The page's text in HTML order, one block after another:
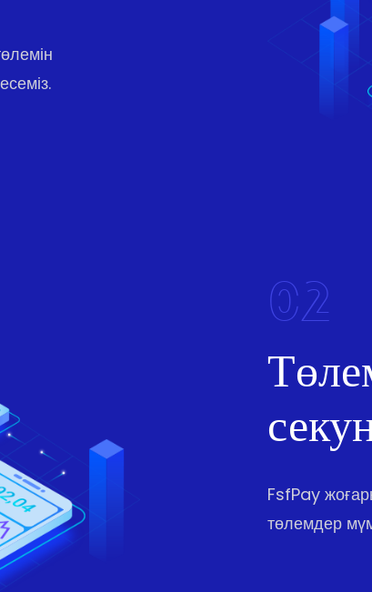
02
FsfPay
төлемдер